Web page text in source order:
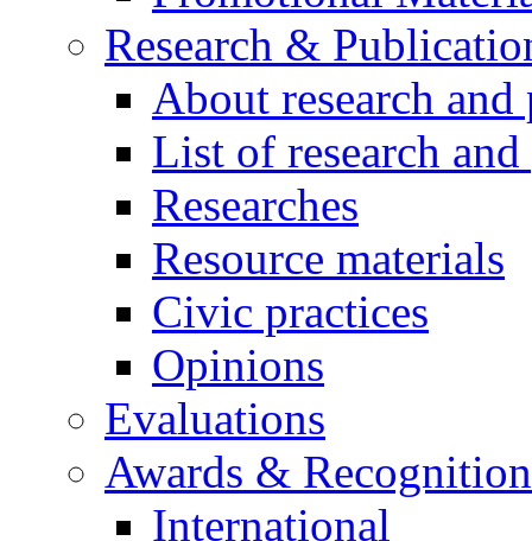
Research &
About research
List of research
Researches
Resource materials
Civic practices
Opinions
Evaluations
Awards &
International